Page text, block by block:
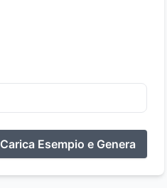
Carica Esempio e Genera